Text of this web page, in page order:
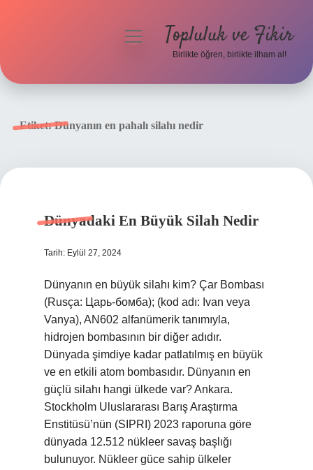
menüyüTopluluk ve Fikir
Birlikte öğren, birlikte ilham al!
Etiket:Dünyanın en pahalı silahı nedir
Dünyadaki En Büyük Silah Nedir
Tarih: Eylül 27, 2024
Dünyanın en büyük silahı kim? Çar Bombası
(Rusça: Царь-бомба); (kod adı: Ivan veya
Vanya), AN602 alfanümerik tanımıyla,
hidrojen bombasının bir diğer adıdır.
Dünyada şimdiye kadar patlatılmış en büyük
ve en etkili atom bombasıdır. Dünyanın en
güçlü silahı hangi ülkede var? Ankara.
Stockholm Uluslararası Barış Araştırma
Enstitüsü’nün (SIPRI) 2023 raporuna göre
dünyada 12.512 nükleer savaş başlığı
bulunuyor. Nükleer güce sahip ülkeler